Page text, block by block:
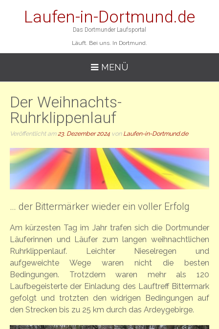
Laufen-in-Dortmund.de
Das Dortmunder Laufsportal
Läuft. Bei uns. In Dortmund.
MENÜ
Der Weihnachts-
Ruhrklippenlauf
Veröffentlicht am23. Dezember 2024 von Laufen-in-Dortmund.de
… der Bittermärker wieder ein voller Erfolg
Am kürzesten Tag im Jahr trafen sich die Dortmunder
Läuferinnen und Läufer zum langen weihnachtlichen
Ruhrklippenlauf. Leichter Nieselregen und
aufgeweichte Wege waren nicht die besten
Bedingungen. Trotzdem waren mehr als 120
Laufbegeisterte der Einladung des Lauftreff Bittermark
gefolgt und trotzten den widrigen Bedingungen auf
den Strecken bis zu 25 km durch das Ardeygebirge.